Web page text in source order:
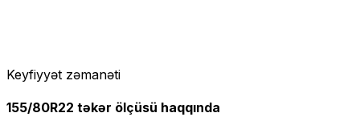
Keyfiyyət zəmanəti
155/80R22 təkər ölçüsü haqqında